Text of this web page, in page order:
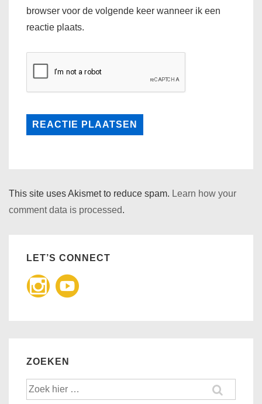
browser voor de volgende keer wanneer ik een
reactie plaats.
This site uses Akismet to reduce spam. Learn how your
comment data is processed.
LET’S CONNECT
ZOEKEN
Zoek
naar: